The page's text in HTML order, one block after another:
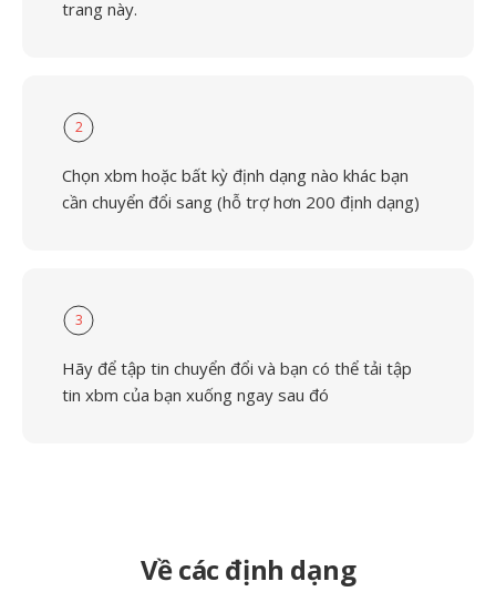
trang này.
2
Chọn xbm hoặc bất kỳ định dạng nào khác bạn
cần chuyển đổi sang (hỗ trợ hơn 200 định dạng)
3
Hãy để tập tin chuyển đổi và bạn có thể tải tập
tin xbm của bạn xuống ngay sau đó
Về các định dạng